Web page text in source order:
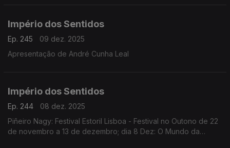
Império dos Sentidos
Ep. 245
09 dez. 2025
Apresentação de André Cunha Leal
Império dos Sentidos
Ep. 244
08 dez. 2025
Piñeiro Nagy: Festival Estoril Lisboa - Festival no Outono de 22
de novembro a 13 de dezembro; dia 8 Dez: O Mundo da